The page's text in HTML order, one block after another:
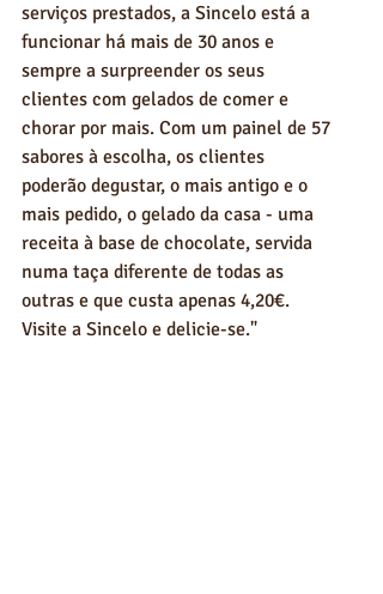
serviços prestados, a Sincelo está a
funcionar há mais de 30 anos e
sempre a surpreender os seus
clientes com gelados de comer e
chorar por mais. Com um painel de 57
sabores à escolha, os clientes
poderão degustar, o mais antigo e o
mais pedido, o gelado da casa - uma
receita à base de chocolate, servida
numa taça diferente de todas as
outras e que custa apenas 4,20€.
Visite a Sincelo e delicie-se."